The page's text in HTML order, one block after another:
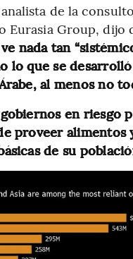
de la
Eurasia Group, dijo
nada tan
lo que se
al menos no
en riesgo
proveer alimentos
de su